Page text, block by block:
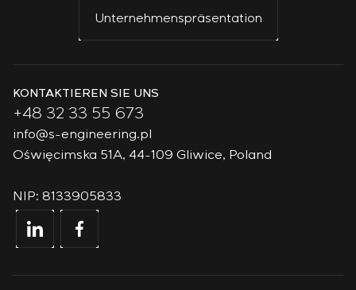
Unternehmenspräsentation
KONTAKTIEREN SIE UNS
+48 32 33 55 673
info@s-engineering.pl
Oświęcimska 51A, 44-109 Gliwice, Poland
NIP: 8133905833